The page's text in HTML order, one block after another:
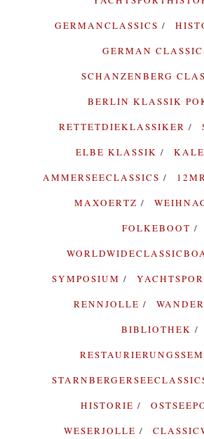
GERMANCLASSICS
GERMAN
SCHANZENBERG
BERLIN KLASSIK
RETTETDIEKLASSIKER
ELBE KLASSIK
AMMERSEECLASSICS
MAXOERTZ
FOLKEBOOT
SYMPOSIUM
RENNJOLLE
BIBLIOTHEK
HISTORIE
WESERJOLLE